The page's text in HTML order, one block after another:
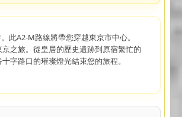
此A2-M路線將帶您穿越東京市中心。
之旅。從皇居的歷史遺跡到原宿繁忙的
字路口的璀璨燈光結束您的旅程。